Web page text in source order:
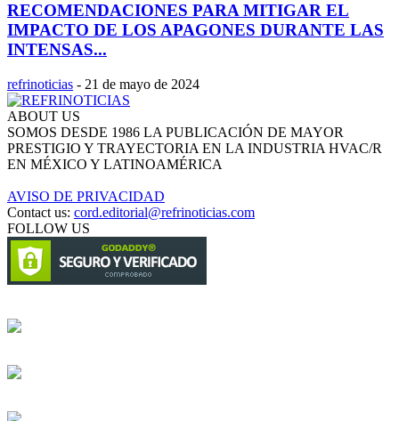
RECOMENDACIONES PARA MITIGAR EL
IMPACTO DE LOS APAGONES DURANTE LAS
INTENSAS...
refrinoticias - 21 de mayo de 2024
ABOUT US
SOMOS DESDE 1986 LA PUBLICACIÓN DE MAYOR
PRESTIGIO Y TRAYECTORIA EN LA INDUSTRIA HVAC/R
EN MÉXICO Y LATINOAMÉRICA
AVISO DE PRIVACIDAD
Contact us: cord.editorial@refrinoticias.com
FOLLOW US